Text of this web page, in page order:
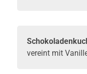
vereint mit